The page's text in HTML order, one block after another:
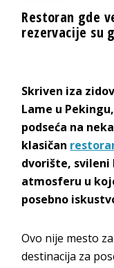
Restoran gde
rezervacije su
Skriven iza
Lame u
podseća na
klasičan
dvorište,
atmosferu u
posebno
Ovo nije mesto
destinacija za